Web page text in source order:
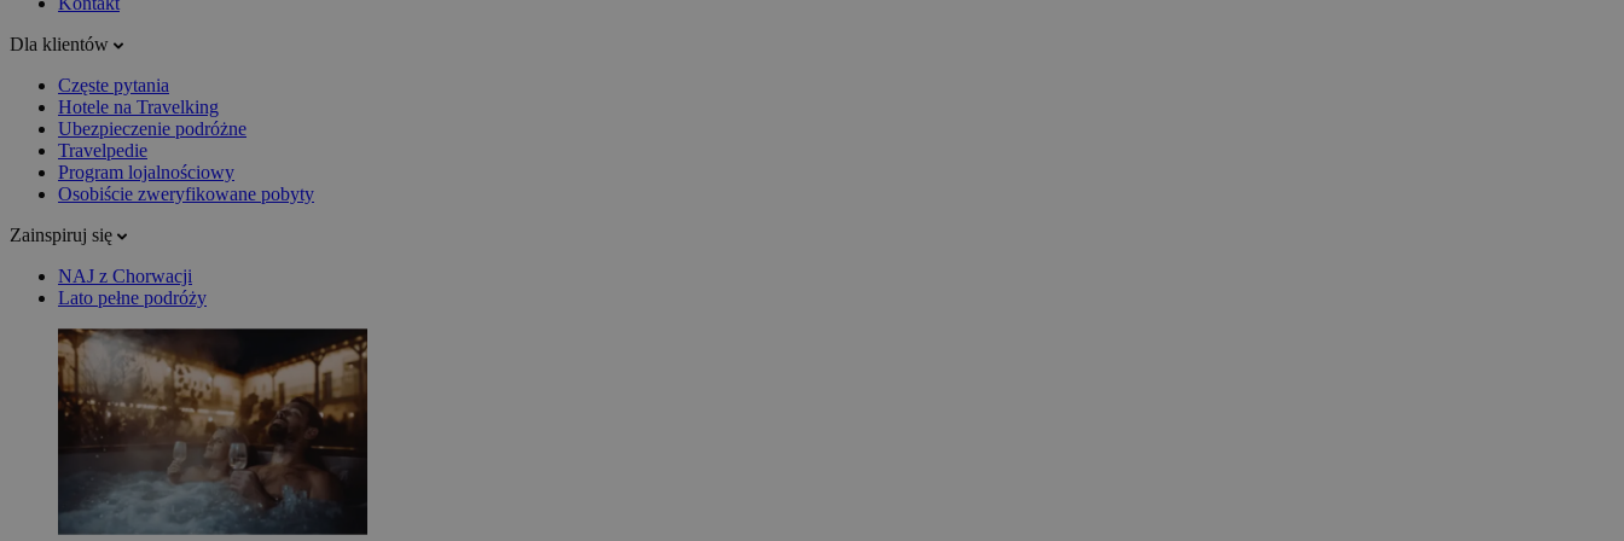
Dla klientów
Częste pytania
Hotele na Travelking
Ubezpieczenie podróżne
Travelpedie
Program lojalnościowy
Osobiście zweryfikowane pobyty
Zainspiruj się
NAJ z Chorwacji
Lato pełne podróży